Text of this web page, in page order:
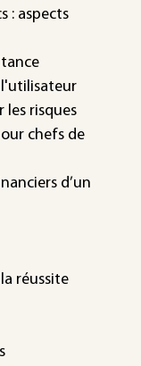
: aspects
l'utilisateur
les risques
chefs de
d’un
réussite